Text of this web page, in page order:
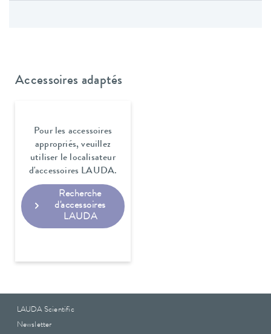
Accessoires adaptés
Pour les accessoires
appropriés, veuillez
utiliser le localisateur
d'accessoires LAUDA.
Recherche
d'accessoires
LAUDA
LAUDA Scientific
Newsletter